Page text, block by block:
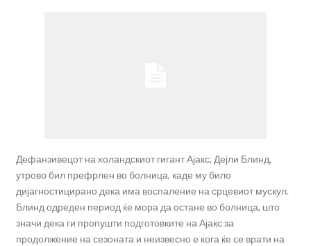
Дефанзивецот на холандскиот гигант Ајакс, Дејли Блинд,
утрово бил префрлен во болница, каде му било
дијагностицирано дека има воспаление на срцевиот мускул.
Блинд одреден период ќе мора да остане во болница, што
значи дека ги пропушти подготовките на Ајакс за
продолжение на сезоната и неизвесно е кога ќе се врати на